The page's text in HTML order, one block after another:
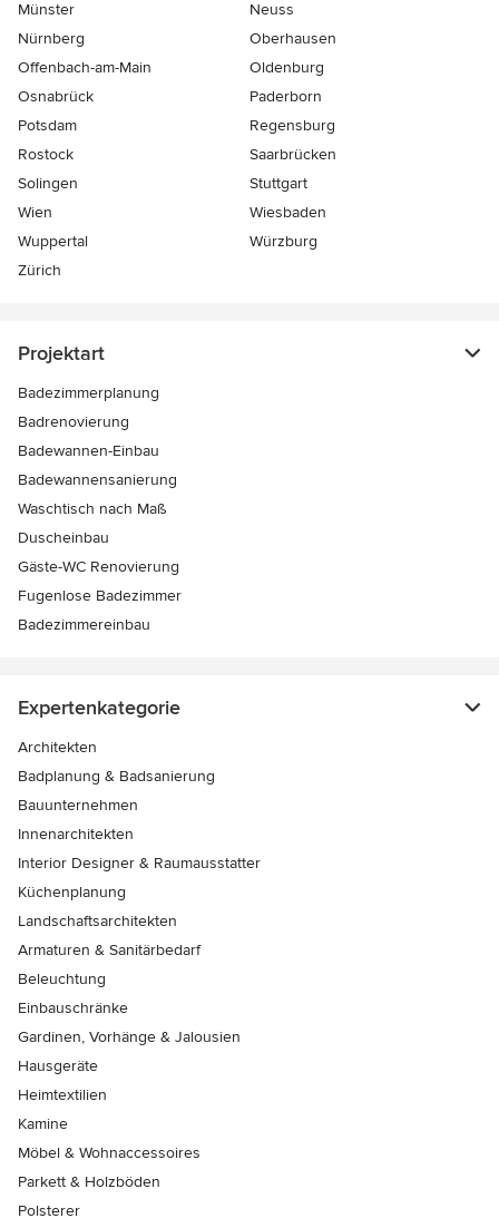
Münster
Neuss
Nürnberg
Oberhausen
Offenbach-am-Main
Oldenburg
Osnabrück
Paderborn
Potsdam
Regensburg
Rostock
Saarbrücken
Solingen
Stuttgart
Wien
Wiesbaden
Wuppertal
Würzburg
Zürich
Projektart
Badezimmerplanung
Badrenovierung
Badewannen-Einbau
Badewannensanierung
Waschtisch nach Maß
Duscheinbau
Gäste-WC Renovierung
Fugenlose Badezimmer
Badezimmereinbau
Expertenkategorie
Architekten
Badplanung & Badsanierung
Bauunternehmen
Innenarchitekten
Interior Designer & Raumausstatter
Küchenplanung
Landschaftsarchitekten
Armaturen & Sanitärbedarf
Beleuchtung
Einbauschränke
Gardinen, Vorhänge & Jalousien
Hausgeräte
Heimtextilien
Kamine
Möbel & Wohnaccessoires
Parkett & Holzböden
Polsterer